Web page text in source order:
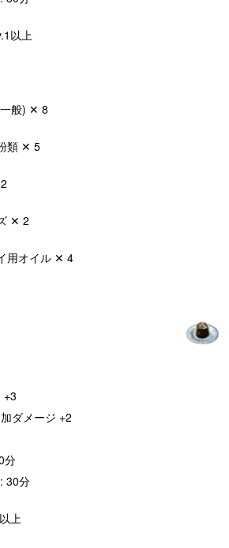
以上
般) ✕ 8
類 ✕ 5
✕ 2
用オイル ✕ 4
+3
ダメージ +2
分
30分
上